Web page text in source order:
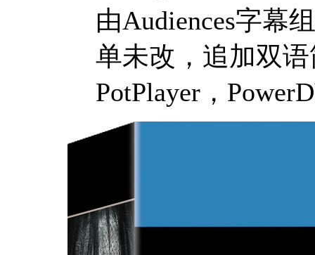
由Audiences字幕
单未改，追加双
PotPlayer，